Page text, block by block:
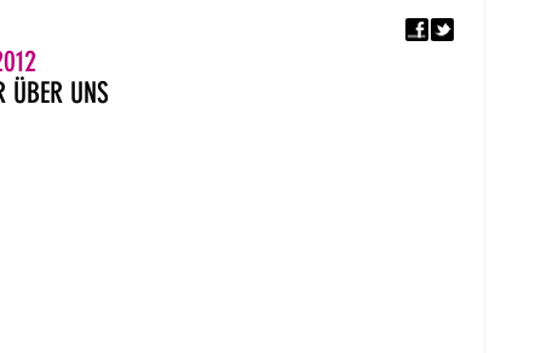
5. EUROPÄISCHER
ÜBER UNS